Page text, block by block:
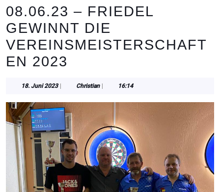
08.06.23 – FRIEDEL
GEWINNT DIE
VEREINSMEISTERSCHAFT
EN 2023
18. Juni 202318.
2023
ChristianChristian16:14